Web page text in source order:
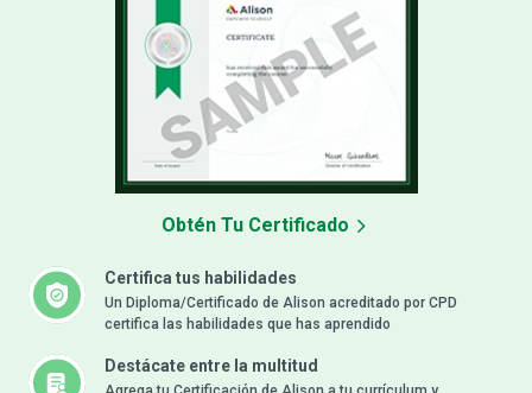
Certifica tus habilidades
Un Diploma/Certificado de Alison acreditado por CPD
certifica las habilidades que has aprendido
Destácate entre la multitud
Obtén Tu Certificado